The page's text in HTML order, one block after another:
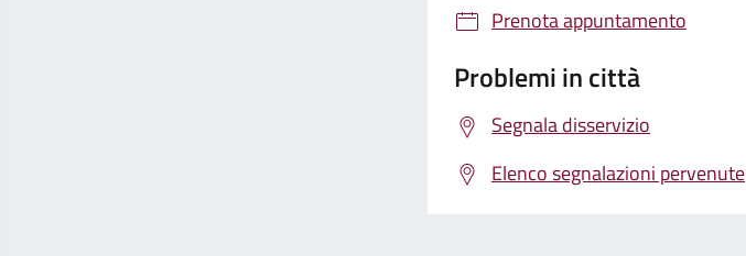
Prenota appuntamento
Problemi in città
Segnala disservizio
Elenco segnalazioni pervenute